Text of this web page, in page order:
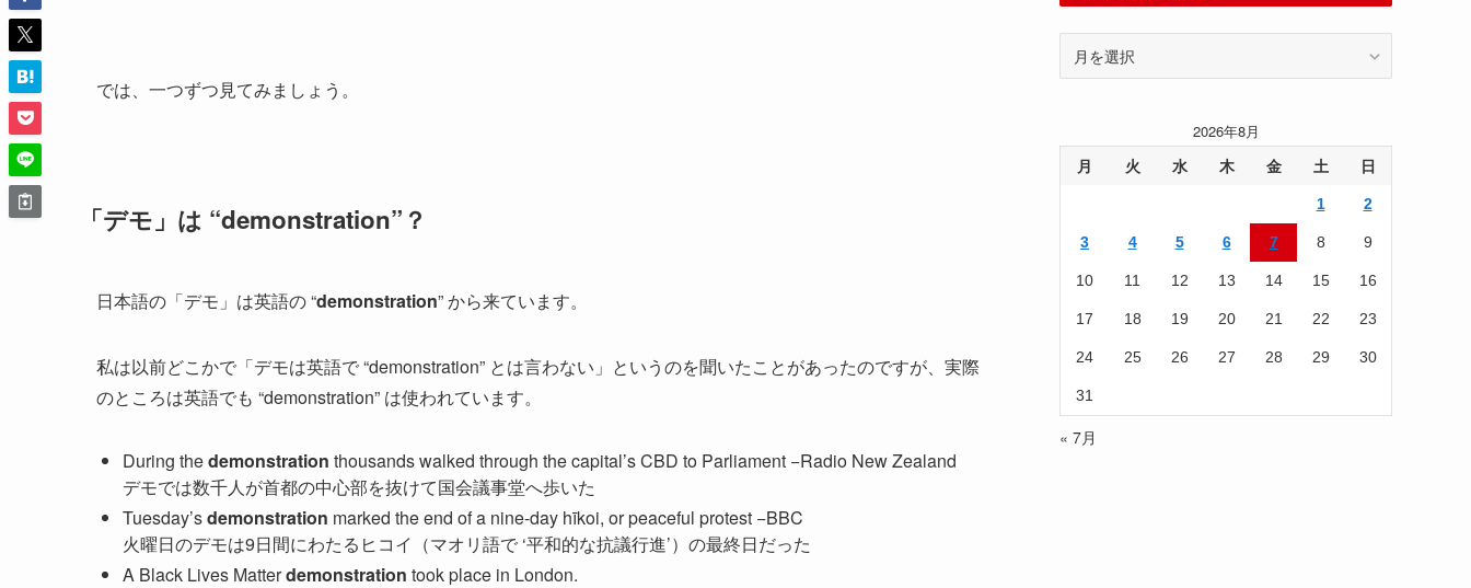
では、一つずつ見てみましょう。
「デモ」は “demonstration”？
日本語の「デモ」は英語の “demonstration” から来ています。
私は以前どこかで「デモは英語で “demonstration” とは言わない」というのを聞いたことがあったのですが、実際
のところは英語でも “demonstration” は使われています。
During thedemonstration thousands walked through the capital’s CBD to Parliament −Radio New Zealand
デモでは数千人が首都の中心部を抜けて国会議事堂へ歩いた
Tuesday’sdemonstration marked the end of a nine-day hīkoi, or peaceful protest −BBC
火曜日のデモは9日間にわたるヒコイ（マオリ語で ‘平和的な抗議行進’）の最終日だった
A Black Lives Matterdemonstration took place in London.
事
2026年8月
月 火 水 木 金 土 日
1 2
3 4 5 6 7 8 9
10 11 12 13 14 15 16
17 18 19 20 21 22 23
24 25 26 27 28 29 30
31
« 7月